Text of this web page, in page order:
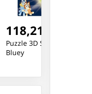
118,21 zł
Puzzle 3D Świecąca Kula:
Bluey